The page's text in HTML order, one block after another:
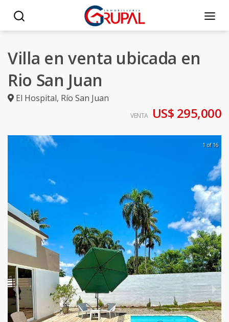
Villa en venta ubicada en
Rio San Juan
El Hospital, Río San Juan
VENTA US$ 295,000
1 of 16